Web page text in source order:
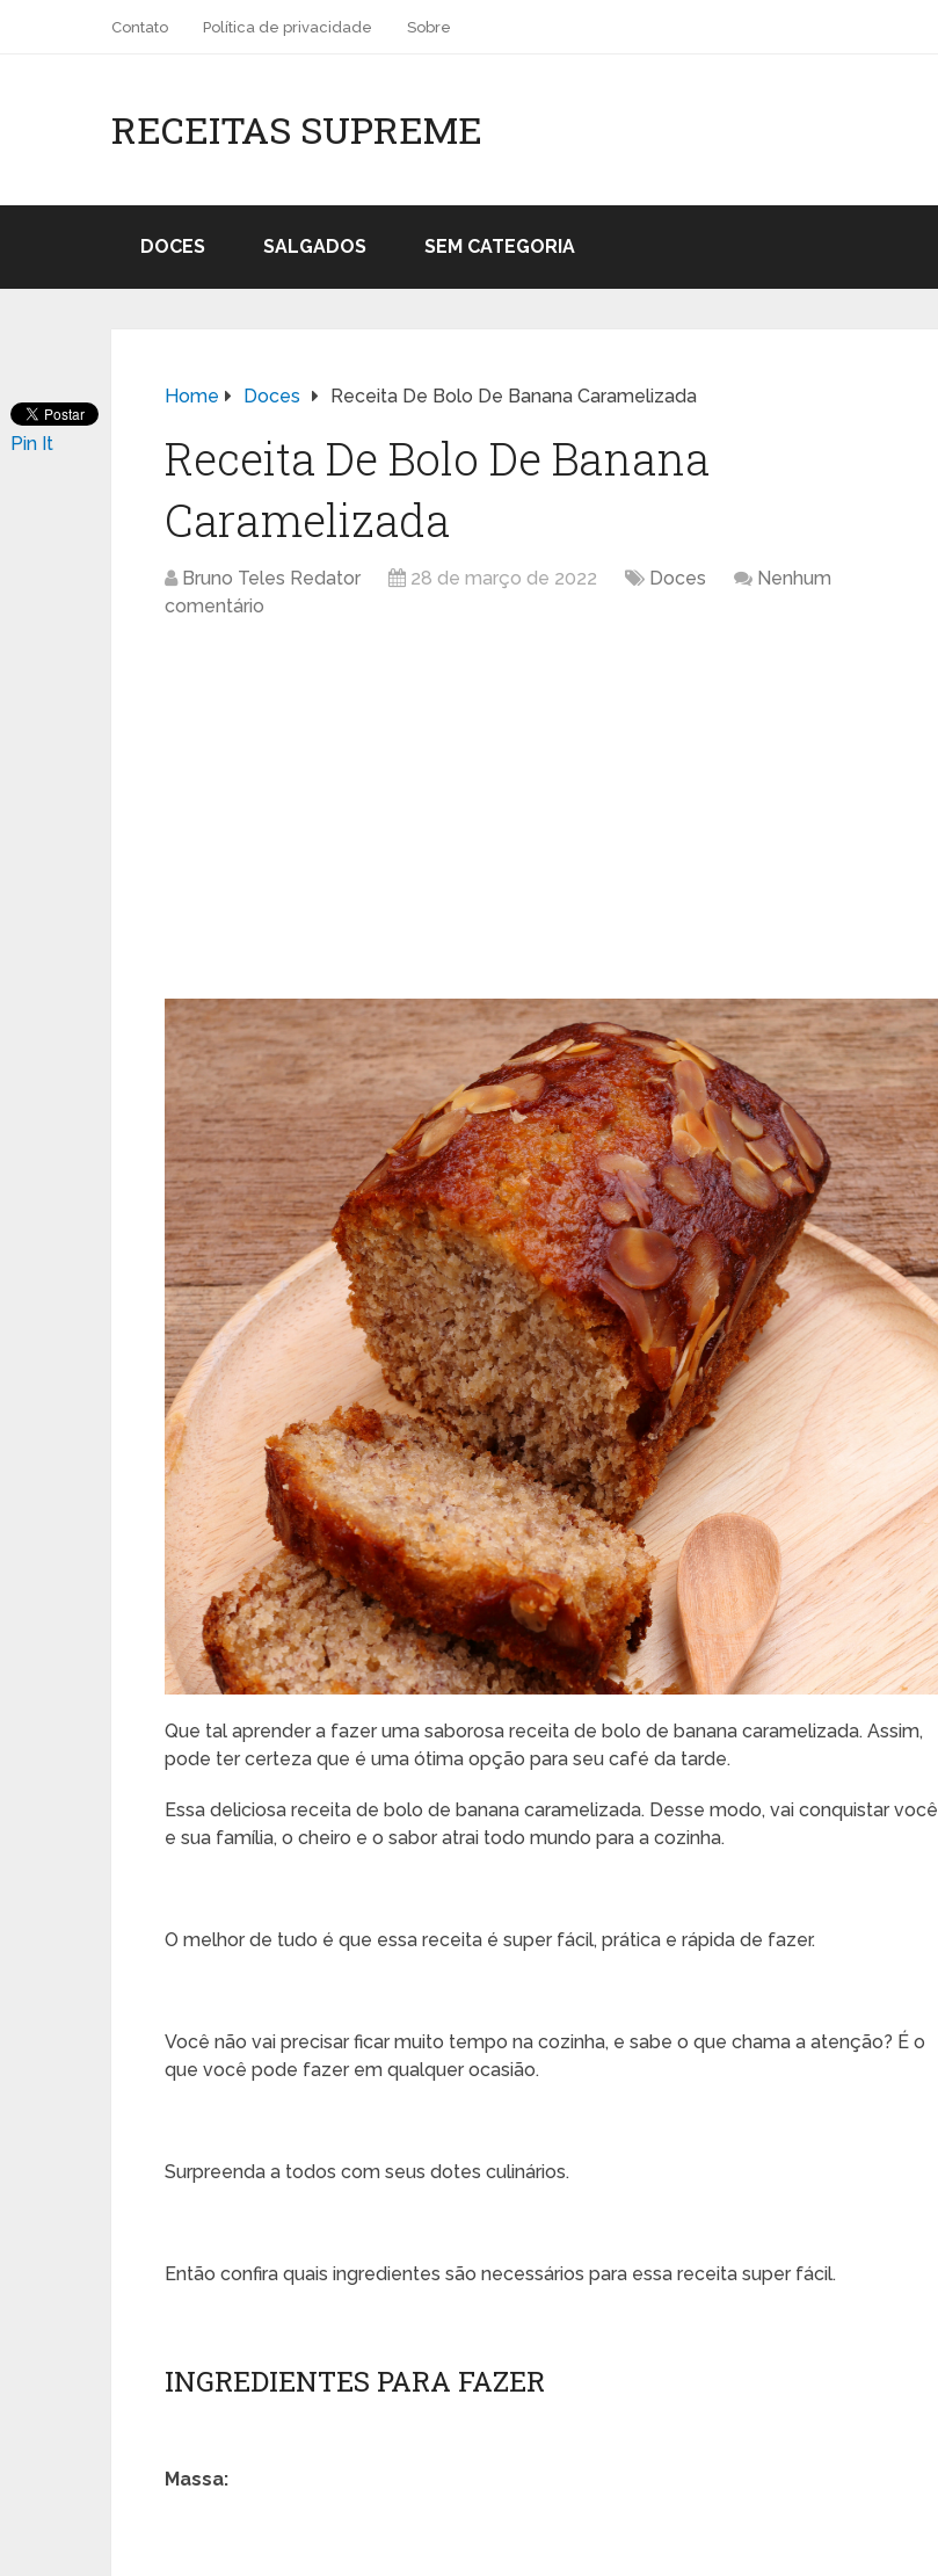
Contato Política de privacidade Sobre
RECEITAS SUPREME
DOCES SALGADOS SEM CATEGORIA
Home Doces Receita De Bolo De Banana Caramelizada
Receita De Bolo De Banana
Caramelizada
Bruno Teles Redator 28 de março de 2022 Doces
Nenhum
comentário
Que tal aprender a fazer uma saborosa receita de bolo de banana caramelizada. Assim,
pode ter certeza que é uma ótima opção para seu café da tarde.
Essa deliciosa receita de bolo de banana caramelizada. Desse modo, vai conquistar você
e sua família, o cheiro e o sabor atrai todo mundo para a cozinha.
O melhor de tudo é que essa receita é super fácil, prática e rápida de fazer.
Você não vai precisar ficar muito tempo na cozinha, e sabe o que chama a atenção? É o
que você pode fazer em qualquer ocasião.
Surpreenda a todos com seus dotes culinários.
Então confira quais ingredientes são necessários para essa receita super fácil.
INGREDIENTES PARA FAZER
Massa:
Pin It